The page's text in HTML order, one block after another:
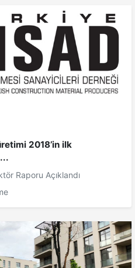
2018’in ilk
Raporu Açıklandı